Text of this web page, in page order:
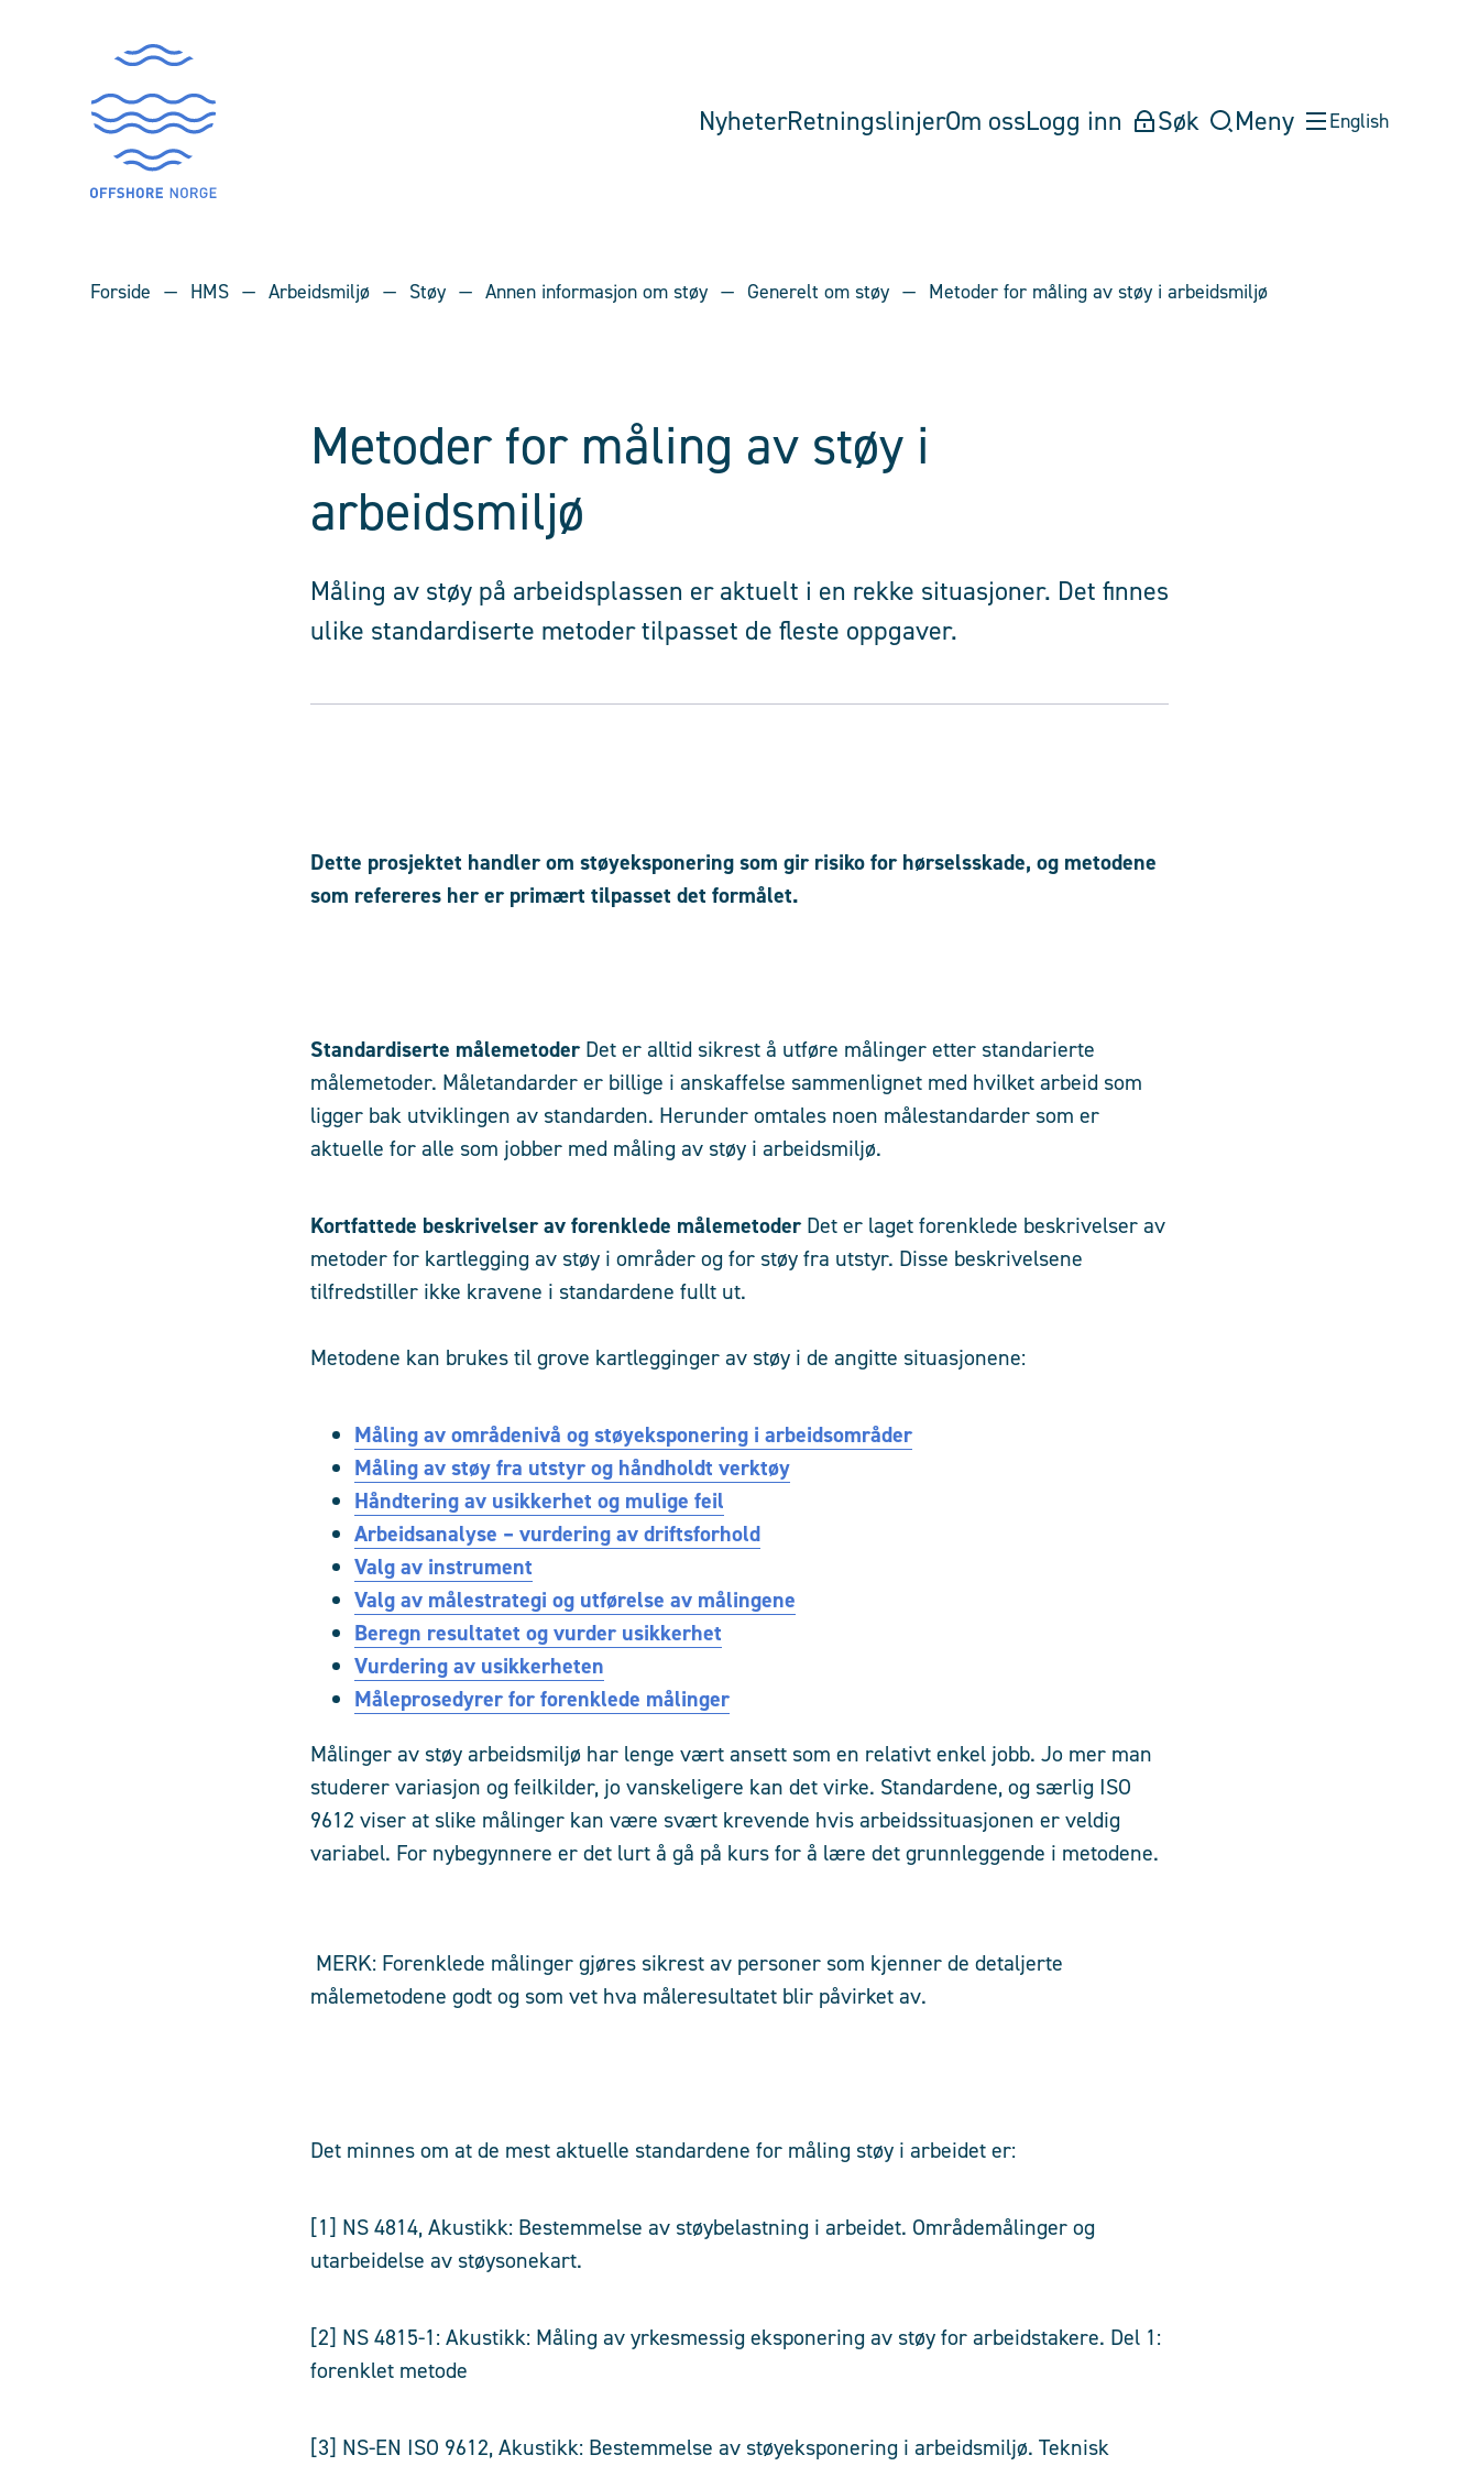
NyheterRetningslinjerOm ossLogg inn Søk Meny English
Forside HMS Arbeidsmiljø Støy Annen informasjon om støy Generelt om støy Metoder for måling av støy i arbeidsmiljø
Metoder for måling av støy i
arbeidsmiljø
Måling av støy på arbeidsplassen er aktuelt i en rekke situasjoner. Det finnes
ulike standardiserte metoder tilpasset de fleste oppgaver.
Dette prosjektet handler om støyeksponering som gir risiko for hørselsskade, og metodene
som refereres her er primært tilpasset det formålet.
Standardiserte målemetoderDet er alltid sikrest å utføre målinger etter standarierte
målemetoder. Måletandarder er billige i anskaffelse sammenlignet med hvilket arbeid som
ligger bak utviklingen av standarden. Herunder omtales noen målestandarder som er
aktuelle for alle som jobber med måling av støy i arbeidsmiljø.
Kortfattede beskrivelser av forenklede målemetoderDet er laget forenklede beskrivelser av
metoder for kartlegging av støy i områder og for støy fra utstyr. Disse beskrivelsene
tilfredstiller ikke kravene i standardene fullt ut.
Metodene kan brukes til grove kartlegginger av støy i de angitte situasjonene:
Måling av områdenivå og støyeksponering i arbeidsområder
Måling av støy fra utstyr og håndholdt verktøy
Håndtering av usikkerhet og mulige feil
Arbeidsanalyse – vurdering av driftsforhold
Valg av instrument
Valg av målestrategi og utførelse av målingene
Beregn resultatet og vurder usikkerhet
Vurdering av usikkerheten
Måleprosedyrer for forenklede målinger
Målinger av støy arbeidsmiljø har lenge vært ansett som en relativt enkel jobb. Jo mer man
studerer variasjon og feilkilder, jo vanskeligere kan det virke. Standardene, og særlig ISO
9612 viser at slike målinger kan være svært krevende hvis arbeidssituasjonen er veldig
variabel. For nybegynnere er det lurt å gå på kurs for å lære det grunnleggende i metodene.
MERK: Forenklede målinger gjøres sikrest av personer som kjenner de detaljerte
målemetodene godt og som vet hva måleresultatet blir påvirket av.
Det minnes om at de mest aktuelle standardene for måling støy i arbeidet er:
[1] NS 4814, Akustikk: Bestemmelse av støybelastning i arbeidet. Områdemålinger og
utarbeidelse av støysonekart.
[2] NS 4815-1: Akustikk: Måling av yrkesmessig eksponering av støy for arbeidstakere. Del 1:
forenklet metode
[3] NS-EN ISO 9612, Akustikk: Bestemmelse av støyeksponering i arbeidsmiljø. Teknisk